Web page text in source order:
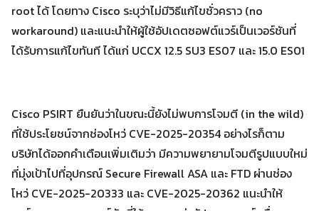
root ได้ โดยทาง Cisco ระบุว่าไม่มีวิธีแก้ไขชั่วคราว (no
workaround) และแนะนำให้ผู้ใช้อัปเดตซอฟต์แวร์เป็นเวอร์ชันที่
ได้รับการแก้ไขทันที ได้แก่ UCCX 12.5 SU3 ES07 และ 15.0 ES01
Cisco PSIRT ยืนยันว่าในขณะนี้ยังไม่พบการโจมตี (in the wild)
ที่ใช้ประโยชน์จากช่องโหว่ CVE-2025-20354 อย่างไรก็ตาม
บริษัทได้ออกคำเตือนเพิ่มเติมว่า มีความพยายามโจมตีรูปแบบใหม่
ที่มุ่งเป้าไปที่อุปกรณ์ Secure Firewall ASA และ FTD ผ่านช่อง
โหว่ CVE-2025-20333 และ CVE-2025-20362 แนะนำให้